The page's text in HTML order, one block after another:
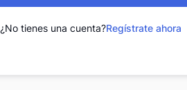
¿No tienes una cuenta?Regístrate ahora